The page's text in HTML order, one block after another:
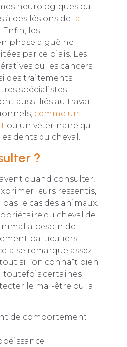
neurologiques ou
à des lésions de la
. Enfin, les
phase aiguë ne
par ce biais. Les
ou les cancers
des traitements
spécialistes.
aussi liés au travail
comme un
ou un vétérinaire qui
dents du cheval.
?
quand consulter,
leurs ressentis,
pas le cas des animaux.
du cheval de
a besoin de
particuliers.
se remarque assez
si l’on connaît bien
toutefois certaines
le mal-être ou la
de comportement